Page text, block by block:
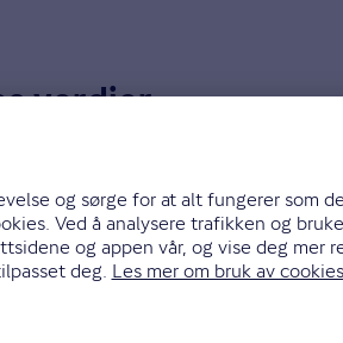
verdier
har sønnen Per, mens Kari har
Først skal det lages en
sammen, sier Haslestad.
andre.